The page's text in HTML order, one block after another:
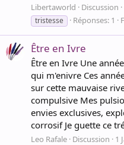
Libertaworld Discussion
tristesse
Réponses: 1
Être en Ivre
Être en Ivre Une
qui m'enivre Ces
sur cette mauvaise
compulsive Mes
envies exclusives,
corrosif Je guette ce
Leo Rafale Discussion 1